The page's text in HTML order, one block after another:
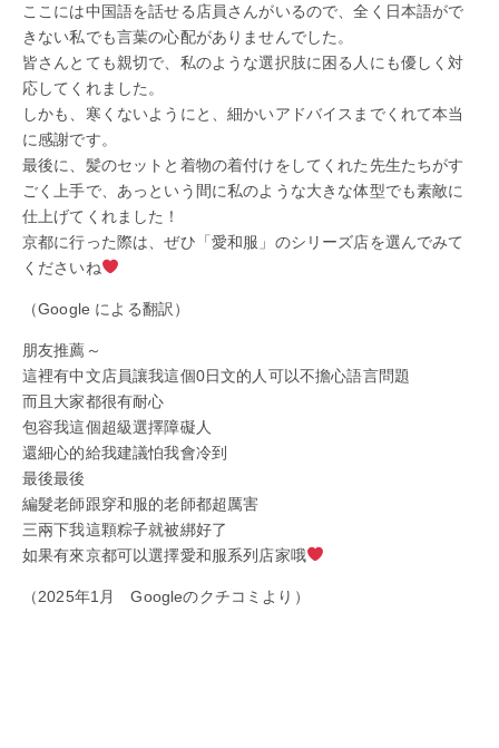
ここには中国語を話せる店員さんがいるので、全く日本語がで
きない私でも言葉の心配がありませんでした。
皆さんとても親切で、私のような選択肢に困る人にも優しく対
応してくれました。
しかも、寒くないようにと、細かいアドバイスまでくれて本当
に感謝です。
最後に、髪のセットと着物の着付けをしてくれた先生たちがす
ごく上手で、あっという間に私のような大きな体型でも素敵に
仕上げてくれました！
京都に行った際は、ぜひ「愛和服」のシリーズ店を選んでみて
くださいね
（Google による翻訳）
朋友推薦～
這裡有中文店員讓我這個0日文的人可以不擔心語言問題
而且大家都很有耐心
包容我這個超級選擇障礙人
還細心的給我建議怕我會冷到
最後最後
編髮老師跟穿和服的老師都超厲害
三兩下我這顆粽子就被綁好了
如果有來京都可以選擇愛和服系列店家哦
（2025年1月 Googleのクチコミより）